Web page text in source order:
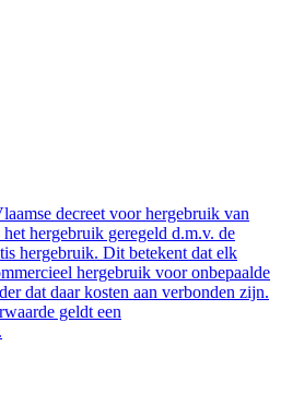
decreet voor hergebruik van
hergebruik geregeld d.m.v. de
hergebruik. Dit betekent dat elk
hergebruik voor onbepaalde
dat daar kosten aan verbonden zijn.
geldt een